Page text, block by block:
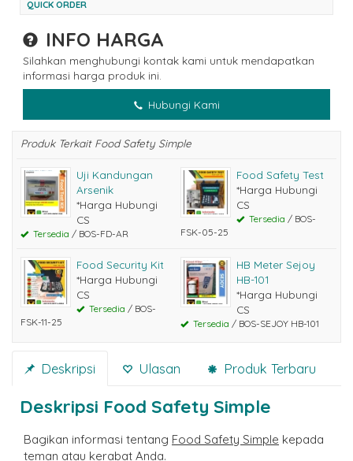
QUICK ORDER
INFO HARGA
Silahkan menghubungi kontak kami untuk mendapatkan
informasi harga produk ini.
Hubungi Kami
Produk Terkait Food Safety Simple
Uji Kandungan
Arsenik
*Harga Hubungi
CS
Tersedia / BOS-FD-AR
Food Safety Test
*Harga Hubungi
CS
Tersedia / BOS-
FSK-05-25
Food Security Kit
*Harga Hubungi
CS
Tersedia / BOS-
FSK-11-25
HB Meter Sejoy
HB-101
*Harga Hubungi
CS
Tersedia / BOS-SEJOY HB-101
Deskripsi Ulasan Produk Terbaru
Deskripsi Food Safety Simple
Bagikan informasi tentang Food Safety Simple kepada
teman atau kerabat Anda.